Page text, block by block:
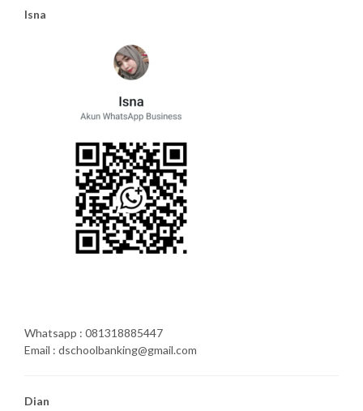
Isna
Whatsapp : 081318885447
Email : dschoolbanking@gmail.com
Dian